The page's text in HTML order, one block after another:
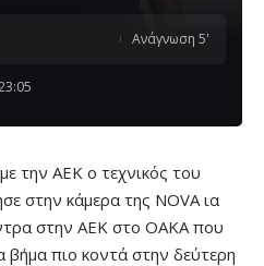
Ανάγνωση 5'
την ΑΕΚ ο τεχνικός του
στην κάμερα της NOVA ια
στην ΑΕΚ στο ΟΑΚΑ που
βήμα πιο κοντά στην δεύτερη